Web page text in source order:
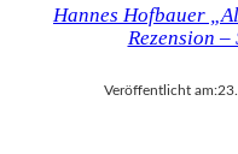
Hannes Hofbauer
Rezension
Veröffentlicht am: